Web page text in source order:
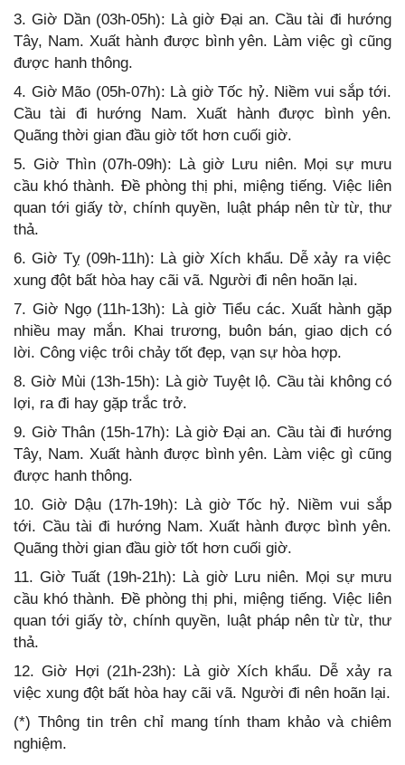
3. Giờ Dần (03h-05h): Là giờ Đại an. Cầu tài đi hướng
Tây, Nam. Xuất hành được bình yên. Làm việc gì cũng
được hanh thông.
4. Giờ Mão (05h-07h): Là giờ Tốc hỷ. Niềm vui sắp tới.
Cầu tài đi hướng Nam. Xuất hành được bình yên.
Quãng thời gian đầu giờ tốt hơn cuối giờ.
5. Giờ Thìn (07h-09h): Là giờ Lưu niên. Mọi sự mưu
cầu khó thành. Đề phòng thị phi, miệng tiếng. Việc liên
quan tới giấy tờ, chính quyền, luật pháp nên từ từ, thư
thả.
6. Giờ Tỵ (09h-11h): Là giờ Xích khẩu. Dễ xảy ra việc
xung đột bất hòa hay cãi vã. Người đi nên hoãn lại.
7. Giờ Ngọ (11h-13h): Là giờ Tiểu các. Xuất hành gặp
nhiều may mắn. Khai trương, buôn bán, giao dịch có
lời. Công việc trôi chảy tốt đẹp, vạn sự hòa hợp.
8. Giờ Mùi (13h-15h): Là giờ Tuyệt lộ. Cầu tài không có
lợi, ra đi hay gặp trắc trở.
9. Giờ Thân (15h-17h): Là giờ Đại an. Cầu tài đi hướng
Tây, Nam. Xuất hành được bình yên. Làm việc gì cũng
được hanh thông.
10. Giờ Dậu (17h-19h): Là giờ Tốc hỷ. Niềm vui sắp
tới. Cầu tài đi hướng Nam. Xuất hành được bình yên.
Quãng thời gian đầu giờ tốt hơn cuối giờ.
11. Giờ Tuất (19h-21h): Là giờ Lưu niên. Mọi sự mưu
cầu khó thành. Đề phòng thị phi, miệng tiếng. Việc liên
quan tới giấy tờ, chính quyền, luật pháp nên từ từ, thư
thả.
12. Giờ Hợi (21h-23h): Là giờ Xích khẩu. Dễ xảy ra
việc xung đột bất hòa hay cãi vã. Người đi nên hoãn lại.
(*) Thông tin trên chỉ mang tính tham khảo và chiêm
nghiệm.